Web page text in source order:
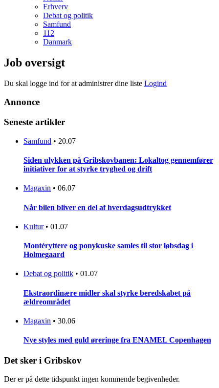
Erhverv
Debat og politik
Samfund
112
Danmark
Job oversigt
Du skal logge ind for at administrer dine liste Logind
Annonce
Seneste artikler
Samfund • 20.07
Siden ulykken på Gribskovbanen: Lokaltog gennemfører
initiativer for at styrke tryghed og drift
Magaxin • 06.07
Når bilen bliver en del af hverdagsudtrykket
Kultur • 01.07
Montéryttere og ponykuske samles til stor løbsdag i
Holmegaard
Debat og politik • 01.07
Ekstraordinære midler skal styrke beredskabet på
ældreområdet
Magaxin • 30.06
Nye styles med guld øreringe fra ENAMEL Copenhagen
Det sker i Gribskov
Der er på dette tidspunkt ingen kommende begivenheder.